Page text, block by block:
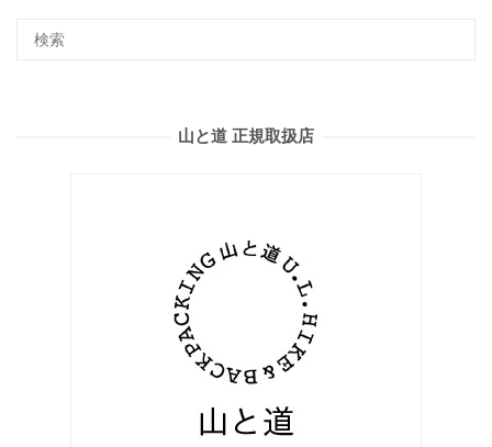
山と道 正規取扱店